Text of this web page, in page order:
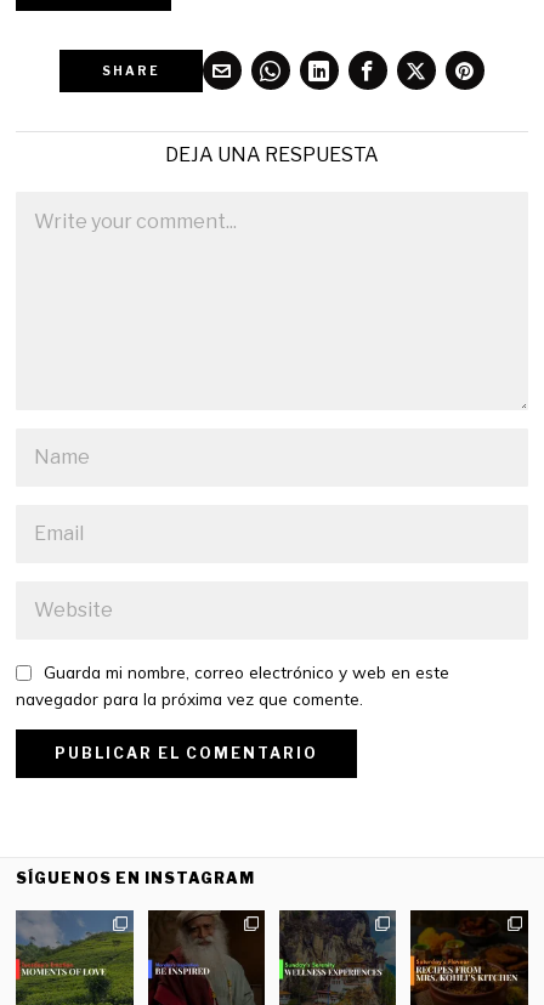
SHARE
DEJA UNA RESPUESTA
Guarda mi nombre, correo electrónico y web en este
navegador para la próxima vez que comente.
SÍGUENOS EN INSTAGRAM